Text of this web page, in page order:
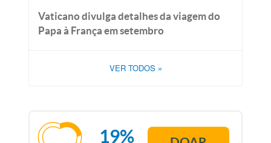
Vaticano divulga detalhes da viagem do
Papa à França em setembro
VER TODOS »
19%